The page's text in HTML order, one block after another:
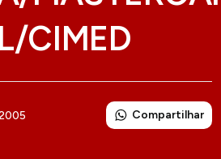
CIMED
Compartilhar